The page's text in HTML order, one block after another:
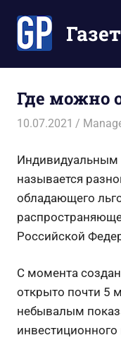
содержимому
Ваше
время
Где можно
10.07.2021
Индивидуальным
называется
обладающего
Российской
С момента
открыто почти 5
небывалым
инвестиционного